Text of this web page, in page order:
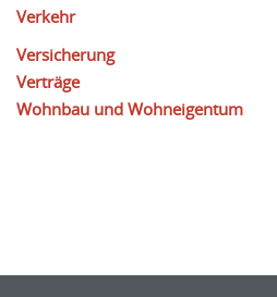
Verkehr
Versicherung
Verträge
Wohnbau und Wohneigentum